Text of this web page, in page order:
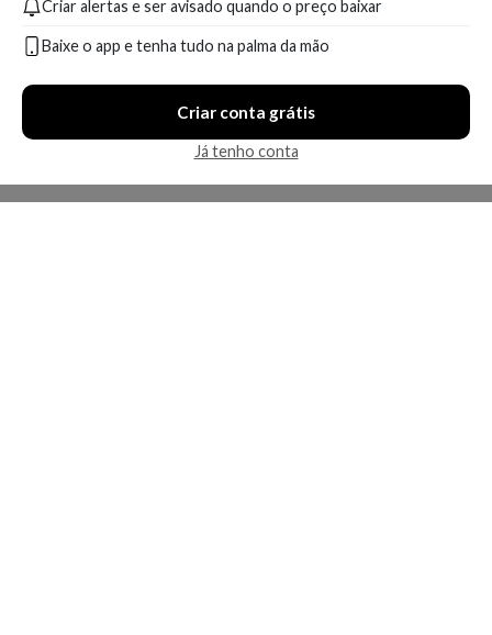
Criar alertas e ser avisado quando o preço baixar
Baixe o app e tenha tudo na palma da mão
Criar conta grátis
Já tenho conta